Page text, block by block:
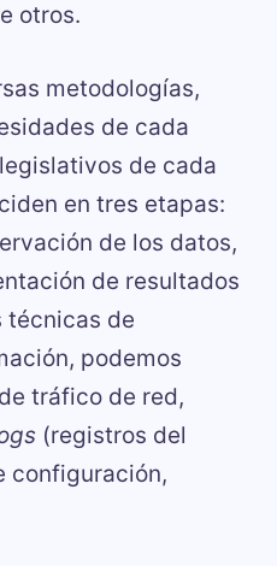
otros.
metodologías,
de cada
de cada
en tres etapas:
de los datos,
de resultados
técnicas de
podemos
tráfico de red,
(registros del
configuración,